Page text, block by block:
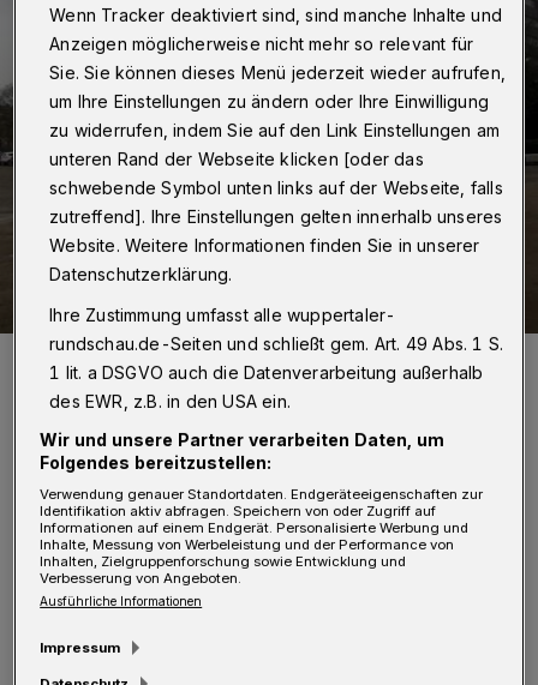
Foto: Jörn Koldehoff
Von Stefan Seitz
S tadtdirektor Johannes Slawig
präsentierte vor kurzem in der
Montagspressekonferenz des
Wenn Tracker deaktiviert sind, sind manche Inhalte und
Anzeigen möglicherweise nicht mehr so relevant für
Sie. Sie können dieses Menü jederzeit wieder aufrufen,
um Ihre Einstellungen zu ändern oder Ihre Einwilligung
zu widerrufen, indem Sie auf den Link Einstellungen am
unteren Rand der Webseite klicken [oder das
schwebende Symbol unten links auf der Webseite, falls
zutreffend]. Ihre Einstellungen gelten innerhalb unseres
Website. Weitere Informationen finden Sie in unserer
Datenschutzerklärung.
Ihre Zustimmung umfasst alle wuppertaler-
rundschau.de-Seiten und schließt gem. Art. 49 Abs. 1 S.
1 lit. a DSGVO auch die Datenverarbeitung außerhalb
des EWR, z.B. in den USA ein.
Wir und unsere Partner verarbeiten Daten, um
Folgendes bereitzustellen:
Verwendung genauer Standortdaten. Endgeräteeigenschaften zur
Identifikation aktiv abfragen. Speichern von oder Zugriff auf
Informationen auf einem Endgerät. Personalisierte Werbung und
Inhalte, Messung von Werbeleistung und der Performance von
Inhalten, Zielgruppenforschung sowie Entwicklung und
Verbesserung von Angeboten.
Ausführliche Informationen
Impressum